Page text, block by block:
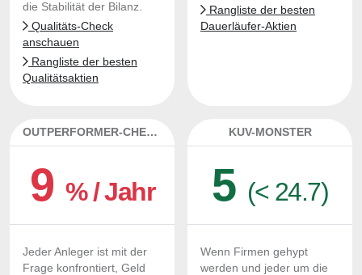
die Stabilität der Bilanz.
Qualitäts-Check
anschauen
Rangliste der besten
Qualitätsaktien
Rangliste der besten
Dauerläufer-Aktien
OUTPERFORMER-CHECK
9 % / Jahr
Jeder Anleger ist mit der
Frage konfrontiert, Geld
KUV-MONSTER
5 (< 24.7)
Wenn Firmen gehypt
werden und jeder um die